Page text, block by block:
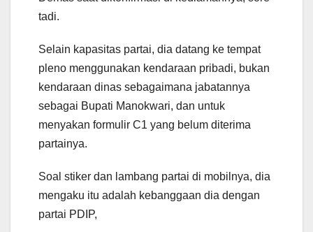
tadi.
Selain kapasitas partai, dia datang ke tempat
pleno menggunakan kendaraan pribadi, bukan
kendaraan dinas sebagaimana jabatannya
sebagai Bupati Manokwari, dan untuk
menyakan formulir C1 yang belum diterima
partainya.
Soal stiker dan lambang partai di mobilnya, dia
mengaku itu adalah kebanggaan dia dengan
partai PDIP,